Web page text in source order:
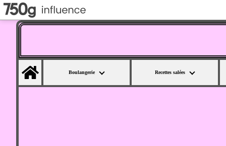
Boulangerie
Recettes salées